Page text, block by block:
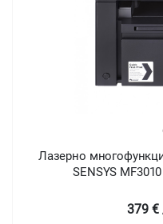
Лазерно
SENSYS
379 €